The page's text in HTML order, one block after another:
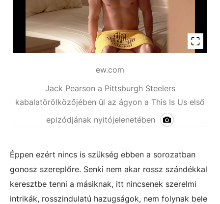
ew.com
Jack Pearson a Pittsburgh Steelers
kabalatörölközőjében ül az ágyon a This Is Us első
epizódjának nyitójelenetében
Éppen ezért nincs is szükség ebben a sorozatban
gonosz szereplőre. Senki nem akar rossz szándékkal
keresztbe tenni a másiknak, itt nincsenek szerelmi
intrikák, rosszindulatú hazugságok, nem folynak bele